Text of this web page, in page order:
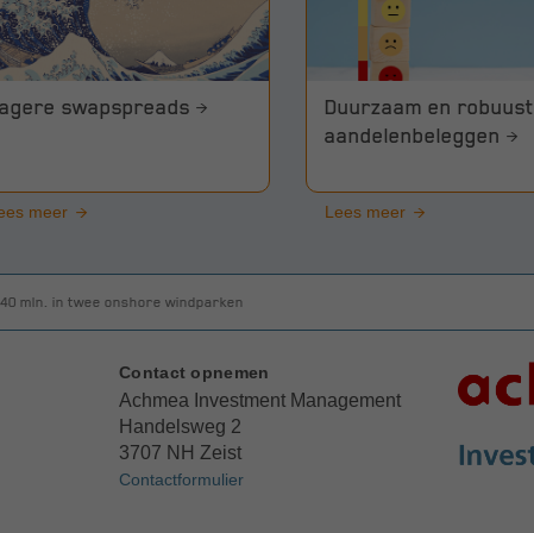
swapspreads
meer
Duurzaam en robuust
aandelenbeleggen
Lees meer
mln. in twee onshore windparken
Contact opnemen
Achmea Investment Management
Handelsweg 2
3707 NH Zeist
Contactformulier